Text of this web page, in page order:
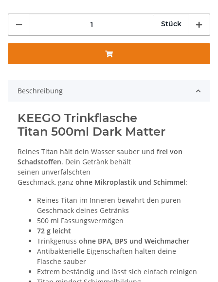
Stück
Beschreibung
KEEGO Trinkflasche
Titan 500ml Dark Matter
Reines Titan hält dein Wasser sauber und frei von
Schadstoffen. Dein Getränk behält
seinen unverfälschten
Geschmack, ganz ohne Mikroplastik und Schimmel:
Reines Titan im Inneren bewahrt den puren
Geschmack deines Getränks
500 ml Fassungsvermögen
72 g leicht
Trinkgenuss ohne BPA, BPS und Weichmacher
Antibakterielle Eigenschaften halten deine
Flasche sauber
Extrem beständig und lässt sich einfach reinigen